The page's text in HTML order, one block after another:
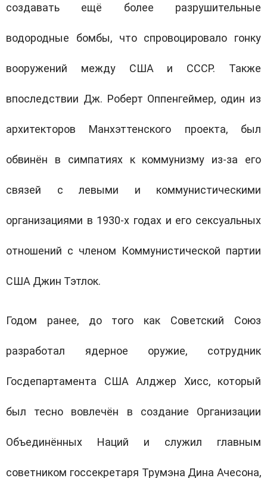
создавать ещё более разрушительные
водородные бомбы, что спровоцировало гонку
вооружений между США и СССР. Также
впоследствии Дж. Роберт Оппенгеймер, один из
архитекторов Манхэттенского проекта, был
обвинён в симпатиях к коммунизму из-за его
связей с левыми и коммунистическими
организациями в 1930-х годах и его сексуальных
отношений с членом Коммунистической партии
США Джин Тэтлок.
Годом ранее, до того как Советский Союз
разработал ядерное оружие, сотрудник
Госдепартамента США Алджер Хисс, который
был тесно вовлечён в создание Организации
Объединённых Наций и служил главным
советником госсекретаря Трумэна Дина Ачесона,